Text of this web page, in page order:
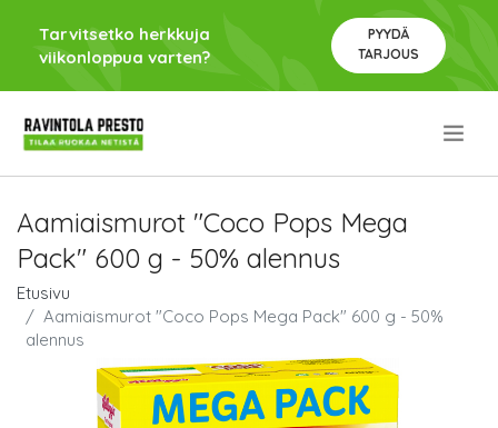
Tarvitsetko herkkuja
viikonloppua varten?
PYYDÄ
TARJOUS
Aamiaismurot "Coco Pops Mega
Pack" 600 g - 50% alennus
Etusivu
Aamiaismurot "Coco Pops Mega Pack" 600 g - 50%
alennus